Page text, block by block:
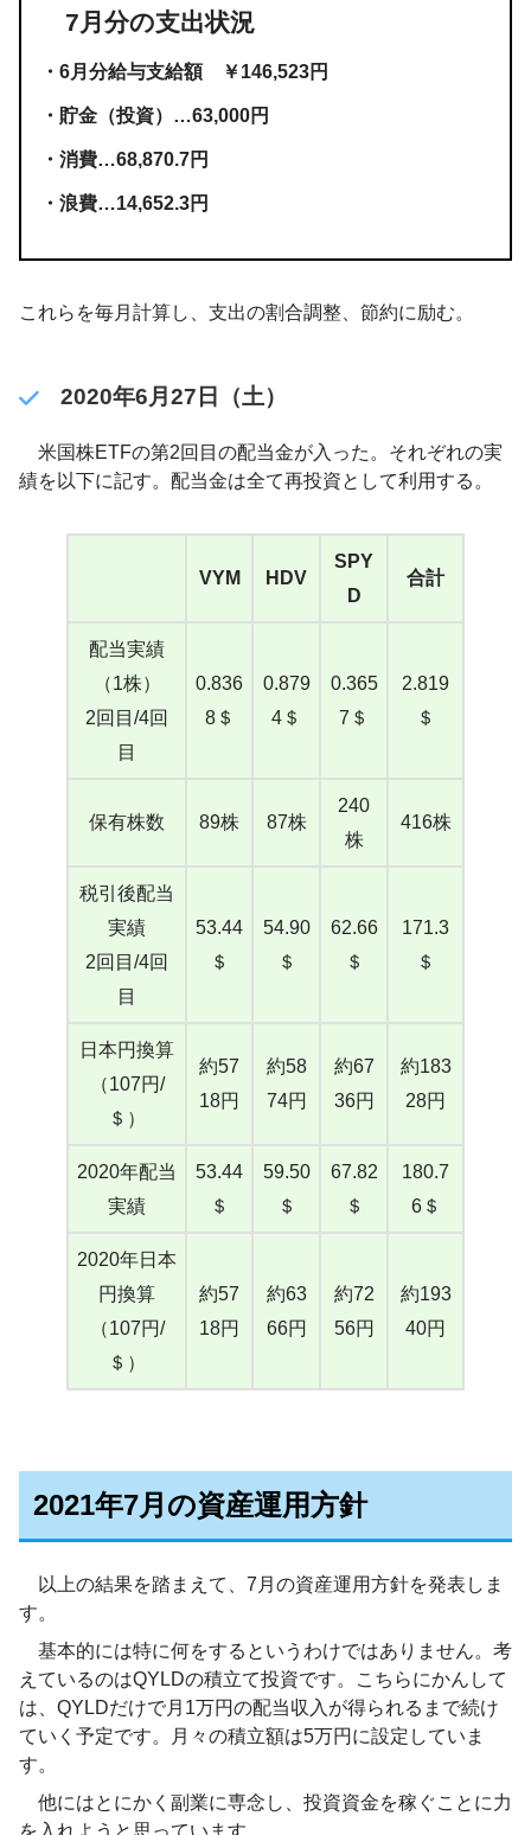
7月分の支出状況
・6月分給与支給額 ￥146,523円
・貯金（投資）…63,000円
・消費…68,870.7円
・浪費…14,652.3円
これらを毎月計算し、支出の割合調整、節約に励む。
2020年6月27日（土）
米国株ETFの第2回目の配当金が入った。それぞれの実
績を以下に記す。配当金は全て再投資として利用する。
VYM HDV
SPY
D
合計
配当実績
（1株）
2回目/4回
目
0.836
8＄
0.879
4＄
0.365
7＄
2.819
＄
保有株数 89株 87株
240
株
416株
税引後配当
実績
2回目/4回
目
53.44
＄
54.90
＄
62.66
＄
171.3
＄
日本円換算
（107円/
＄）
約57
18円
約58
74円
約67
36円
約183
28円
2020年配当
実績
53.44
＄
59.50
＄
67.82
＄
180.7
6＄
2020年日本
円換算
（107円/
＄）
約57
18円
約63
66円
約72
56円
約193
40円
2021年7月の資産運用方針
以上の結果を踏まえて、7月の資産運用方針を発表しま
す。
基本的には特に何をするというわけではありません。考
えているのはQYLDの積立て投資です。こちらにかんして
は、QYLDだけで月1万円の配当収入が得られるまで続け
ていく予定です。月々の積立額は5万円に設定していま
す。
他にはとにかく副業に専念し、投資資金を稼ぐことに力
を入れようと思っています。